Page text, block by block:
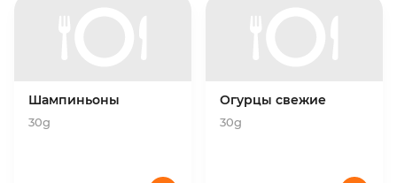
Шампиньоны
30g
Огурцы свежие
30g